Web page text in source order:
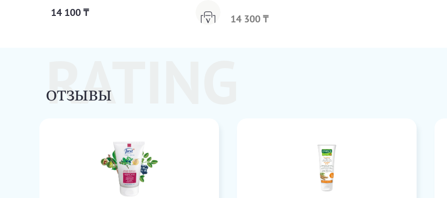
14 100 ₸ 14 300 ₸
RATING
ОТЗЫВЫ